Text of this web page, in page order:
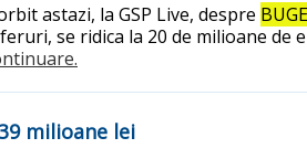
astazi, la GSP Live, despre
se ridica la 20 de milioane de
milioane lei